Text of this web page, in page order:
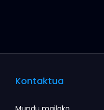
Kontaktua